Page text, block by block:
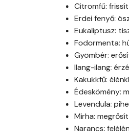
Citromfű:
Erdei fenyő:
Eukaliptusz:
Fodormenta:
Gyömbér:
Ilang-ilang:
Kakukkfű:
Édeskömény:
Levendula:
Mirha:
Narancs: